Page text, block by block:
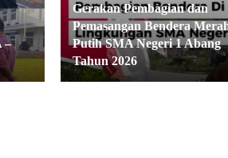
–
Gerakan Pembagian dan
Pemasangan Bendera
Putih SMA Negeri 1 Abang
Tahun 2026